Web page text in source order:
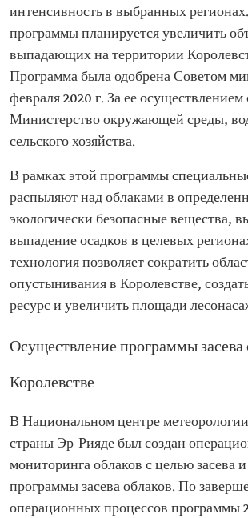
интенсивность в выбранных
программы планируется увеличить
выпадающих на территории
Программа была одобрена Советом
февраля 2020 г. За ее осуществлением
Министерство окружающей среды,
сельского хозяйства.
В рамках этой программы
распыляют над облаками в
экологически безопасные вещества,
выпадение осадков в целевых
технология позволяет сократить
опустынивания в Королевстве,
ресурс и увеличить площади
Осуществление программы засева
Королевстве
В Национальном центре
страны Эр-Рияде был создан
мониторинга облаков с целью засева
программы засева облаков. По
операционных процессов программы